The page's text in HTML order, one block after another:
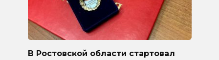
В Ростовской области стартовал